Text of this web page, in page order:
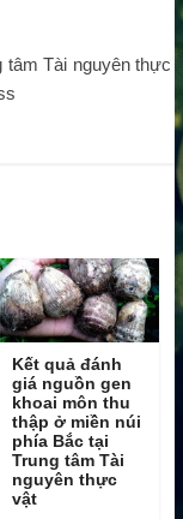
tâm Tài nguyên thực
Kết quả đánh
giá nguồn gen
khoai môn thu
thập ở miền núi
phía Bắc tại
Trung tâm Tài
nguyên thực
vật